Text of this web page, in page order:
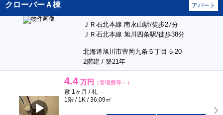
クローバーＡ棟 アパート
ＪＲ石北本線 南永山駅/徒歩27分
ＪＲ石北本線 旭川四条駅/徒歩38分
北海道旭川市豊岡九条５丁目 5-20
2階建 / 築21年
4.4 万円 （管理費等－）
敷 1ヶ月 / 礼 －
1階 / 1K / 36.09㎡